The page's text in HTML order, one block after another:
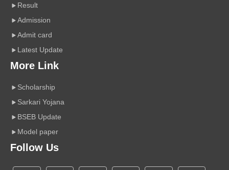
Result
Admission
Admit card
Latest Update
More Link
Scholarship
Sarkari Yojana
BSEB Update
Model paper
Follow Us